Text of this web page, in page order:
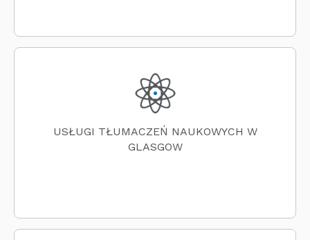
USŁUGI TŁUMACZEŃ NAUKOWYCH W
GLASGOW